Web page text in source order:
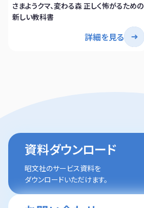
さまようクマ、変わる森 正しく怖がるための
新しい教科書
詳細を見る
資料ダウンロード
昭文社のサービス資料を
ダウンロードいただけます。